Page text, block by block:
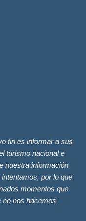
fin es informar a sus
turismo nacional e
nuestra información
por lo que
momentos que
no nos hacemos